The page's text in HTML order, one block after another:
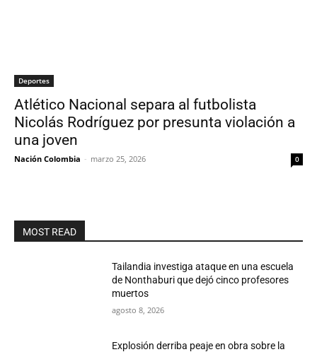
Deportes
Atlético Nacional separa al futbolista
Nicolás Rodríguez por presunta violación a
una joven
Nación Colombia - marzo 25, 2026 0
MOST READ
Tailandia investiga ataque en una escuela
de Nonthaburi que dejó cinco profesores
muertos
agosto 8, 2026
Explosión derriba peaje en obra sobre la